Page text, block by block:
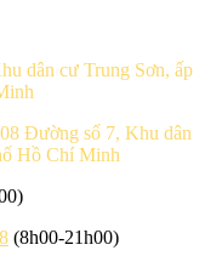
dân cư Trung Sơn, ấp
Đường số 7, Khu dân
Hồ Chí Minh
(8h00-21h00)